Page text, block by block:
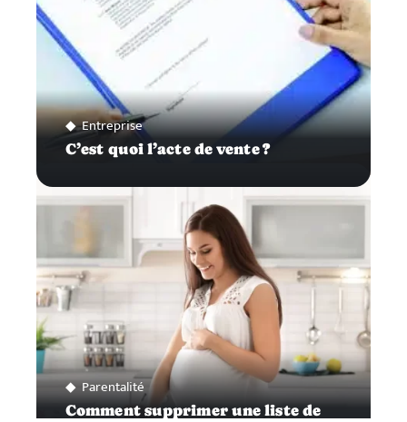
Entreprise
C’est quoi l’acte de vente ?
Parentalité
Comment supprimer une liste de